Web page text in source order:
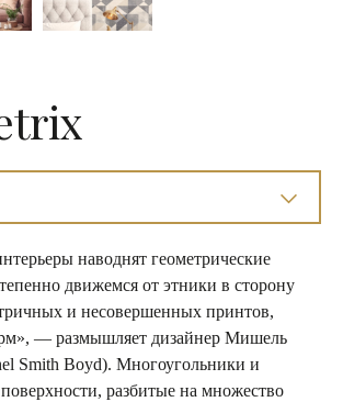
наводнят геометрические
движемся от этники в сторону
и несовершенных принтов,
— размышляет дизайнер Мишель
Smith Boyd). Многоугольники и
разбитые на множество